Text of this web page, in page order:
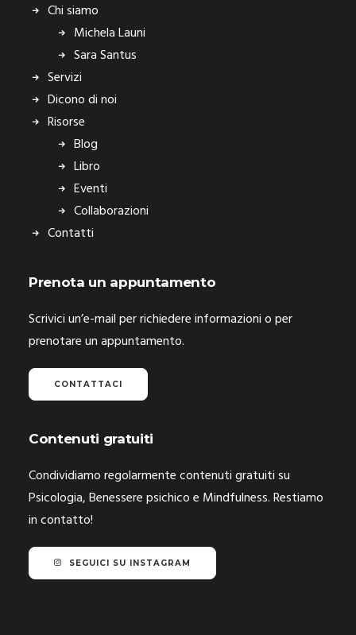
Chi siamo
Michela Launi
Sara Santus
Servizi
Dicono di noi
Risorse
Blog
Libro
Eventi
Collaborazioni
Contatti
Prenota un appuntamento
Scrivici un’e-mail per richiedere informazioni o per
prenotare un appuntamento.
CONTATTACI
Contenuti gratuiti
Condividiamo regolarmente contenuti gratuiti su
Psicologia, Benessere psichico e Mindfulness. Restiamo
in contatto!
SEGUICI SU INSTAGRAM